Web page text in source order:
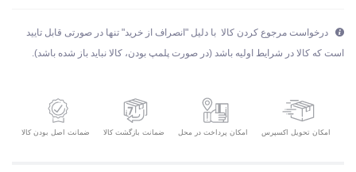
درخواست مرجوع کردن کالا با دلیل "انصراف از خرید" تنها در صورتی قابل تایید
است که کالا در شرایط اولیه باشد (در صورت پلمپ بودن، کالا نباید باز شده باشد).
امکان تحویل اکسپرس امکان پرداخت در محل ضمانت بازگشت کالا ضمانت اصل بودن کالا